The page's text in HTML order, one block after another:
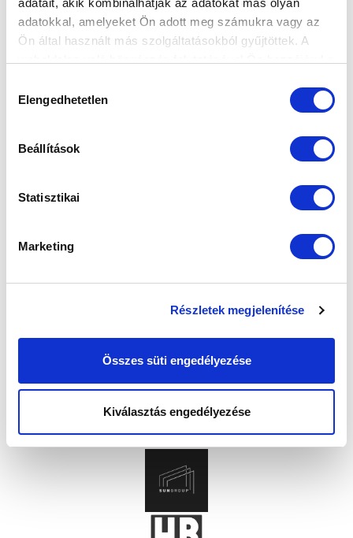
adatait, akik kombinálhatják az adatokat más olyan
adatokkal, amelyeket Ön adott meg számukra vagy az
Ön által használt más szolgáltatásokból gyűjtöttek. A
kiválasztása
Elengedhetetlen
Beállítások
Statisztikai
Marketing
Részletek megjelenítése
Összes süti engedélyezése
Kiválasztás engedélyezése
SZPONZOROK